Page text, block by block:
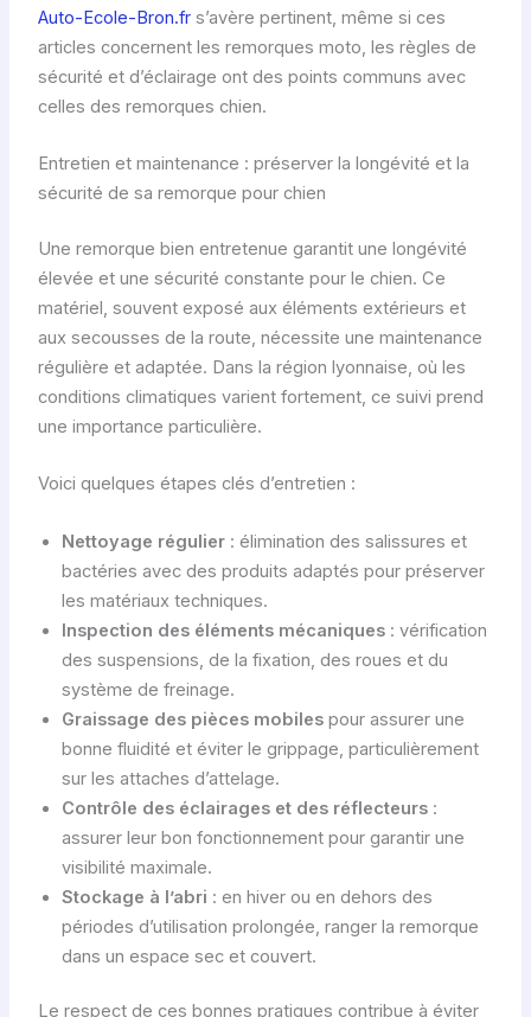
c
i
t
é
Auto-Ecole-Bron.frs’avère pertinent, même si ces
articles concernent les remorques moto, les règles de
sécurité et d’éclairage ont des points communs avec
celles des remorques chien.
Entretien et maintenance : préserver la longévité et la
sécurité de sa remorque pour chien
Une remorque bien entretenue garantit une longévité
élevée et une sécurité constante pour le chien. Ce
matériel, souvent exposé aux éléments extérieurs et
aux secousses de la route, nécessite une maintenance
régulière et adaptée. Dans la région lyonnaise, où les
conditions climatiques varient fortement, ce suivi prend
une importance particulière.
Voici quelques étapes clés d’entretien :
Nettoyage régulier: élimination des salissures et
bactéries avec des produits adaptés pour préserver
les matériaux techniques.
Inspection des éléments mécaniques: vérification
des suspensions, de la fixation, des roues et du
système de freinage.
Graissage des pièces mobilespour assurer une
bonne fluidité et éviter le grippage, particulièrement
sur les attaches d’attelage.
Contrôle des éclairages et des réflecteurs:
assurer leur bon fonctionnement pour garantir une
visibilité maximale.
Stockage à l’abri : en hiver ou en dehors des
périodes d’utilisation prolongée, ranger la remorque
dans un espace sec et couvert.
Le respect de ces bonnes pratiques contribue à éviter